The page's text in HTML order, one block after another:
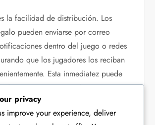
la facilidad de distribución. Los
pueden enviarse por correo
dentro del juego o redes
que los jugadores los reciban
Esta inmediatez puede
de compromiso más altos.
de códigos de regalo puede
privacy
improve your experience, deliver